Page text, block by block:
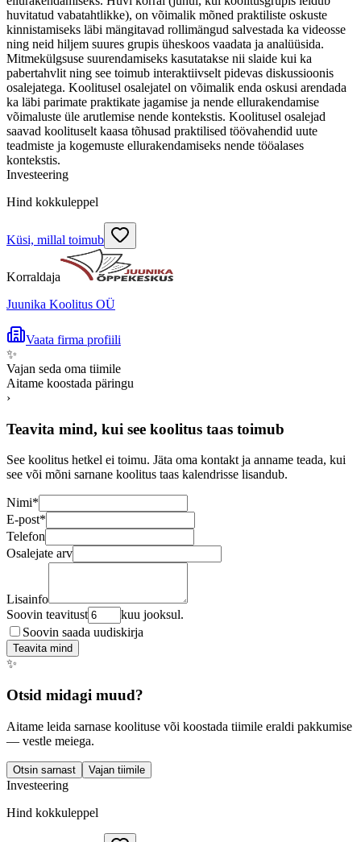
huvitatud vabatahtlikke), on võimalik mõned praktiliste oskuste
kinnistamiseks läbi mängitavad rollimängud salvestada ka videosse
ning neid hiljem suures grupis üheskoos vaadata ja analüüsida.
Mitmekülgsuse suurendamiseks kasutatakse nii slaide kui ka
pabertahvlit ning see toimub interaktiivselt pidevas diskussioonis
osalejatega. Koolitusel osalejatel on võimalik enda oskusi arendada
ka läbi parimate praktikate jagamise ja nende ellurakendamise
võimaluste üle arutlemise nende kontekstis. Koolitusel osalejad
saavad koolituselt kaasa tõhusad praktilised töövahendid uute
teadmiste ja kogemuste ellurakendamiseks nende tööalases
kontekstis.
Investeering
Hind kokkuleppel
Küsi, millal toimub
Korraldaja
Juunika Koolitus OÜ
Vaata firma profiili
✨
Vajan seda oma tiimile
Aitame koostada päringu
›
Teavita mind, kui see koolitus taas toimub
See koolitus hetkel ei toimu. Jäta oma kontakt ja anname teada, kui
see või mõni sarnane koolitus taas kalendrisse lisandub.
Nimi*
E-post*
Telefon
Osalejate arv
Lisainfo
Soovin teavitust
kuu jooksul.
Soovin saada uudiskirja
Teavita mind
✨
Otsid midagi muud?
Aitame leida sarnase koolituse või koostada tiimile eraldi pakkumise
— vestle meiega.
Otsin sarnast Vajan tiimile
Investeering
Hind kokkuleppel